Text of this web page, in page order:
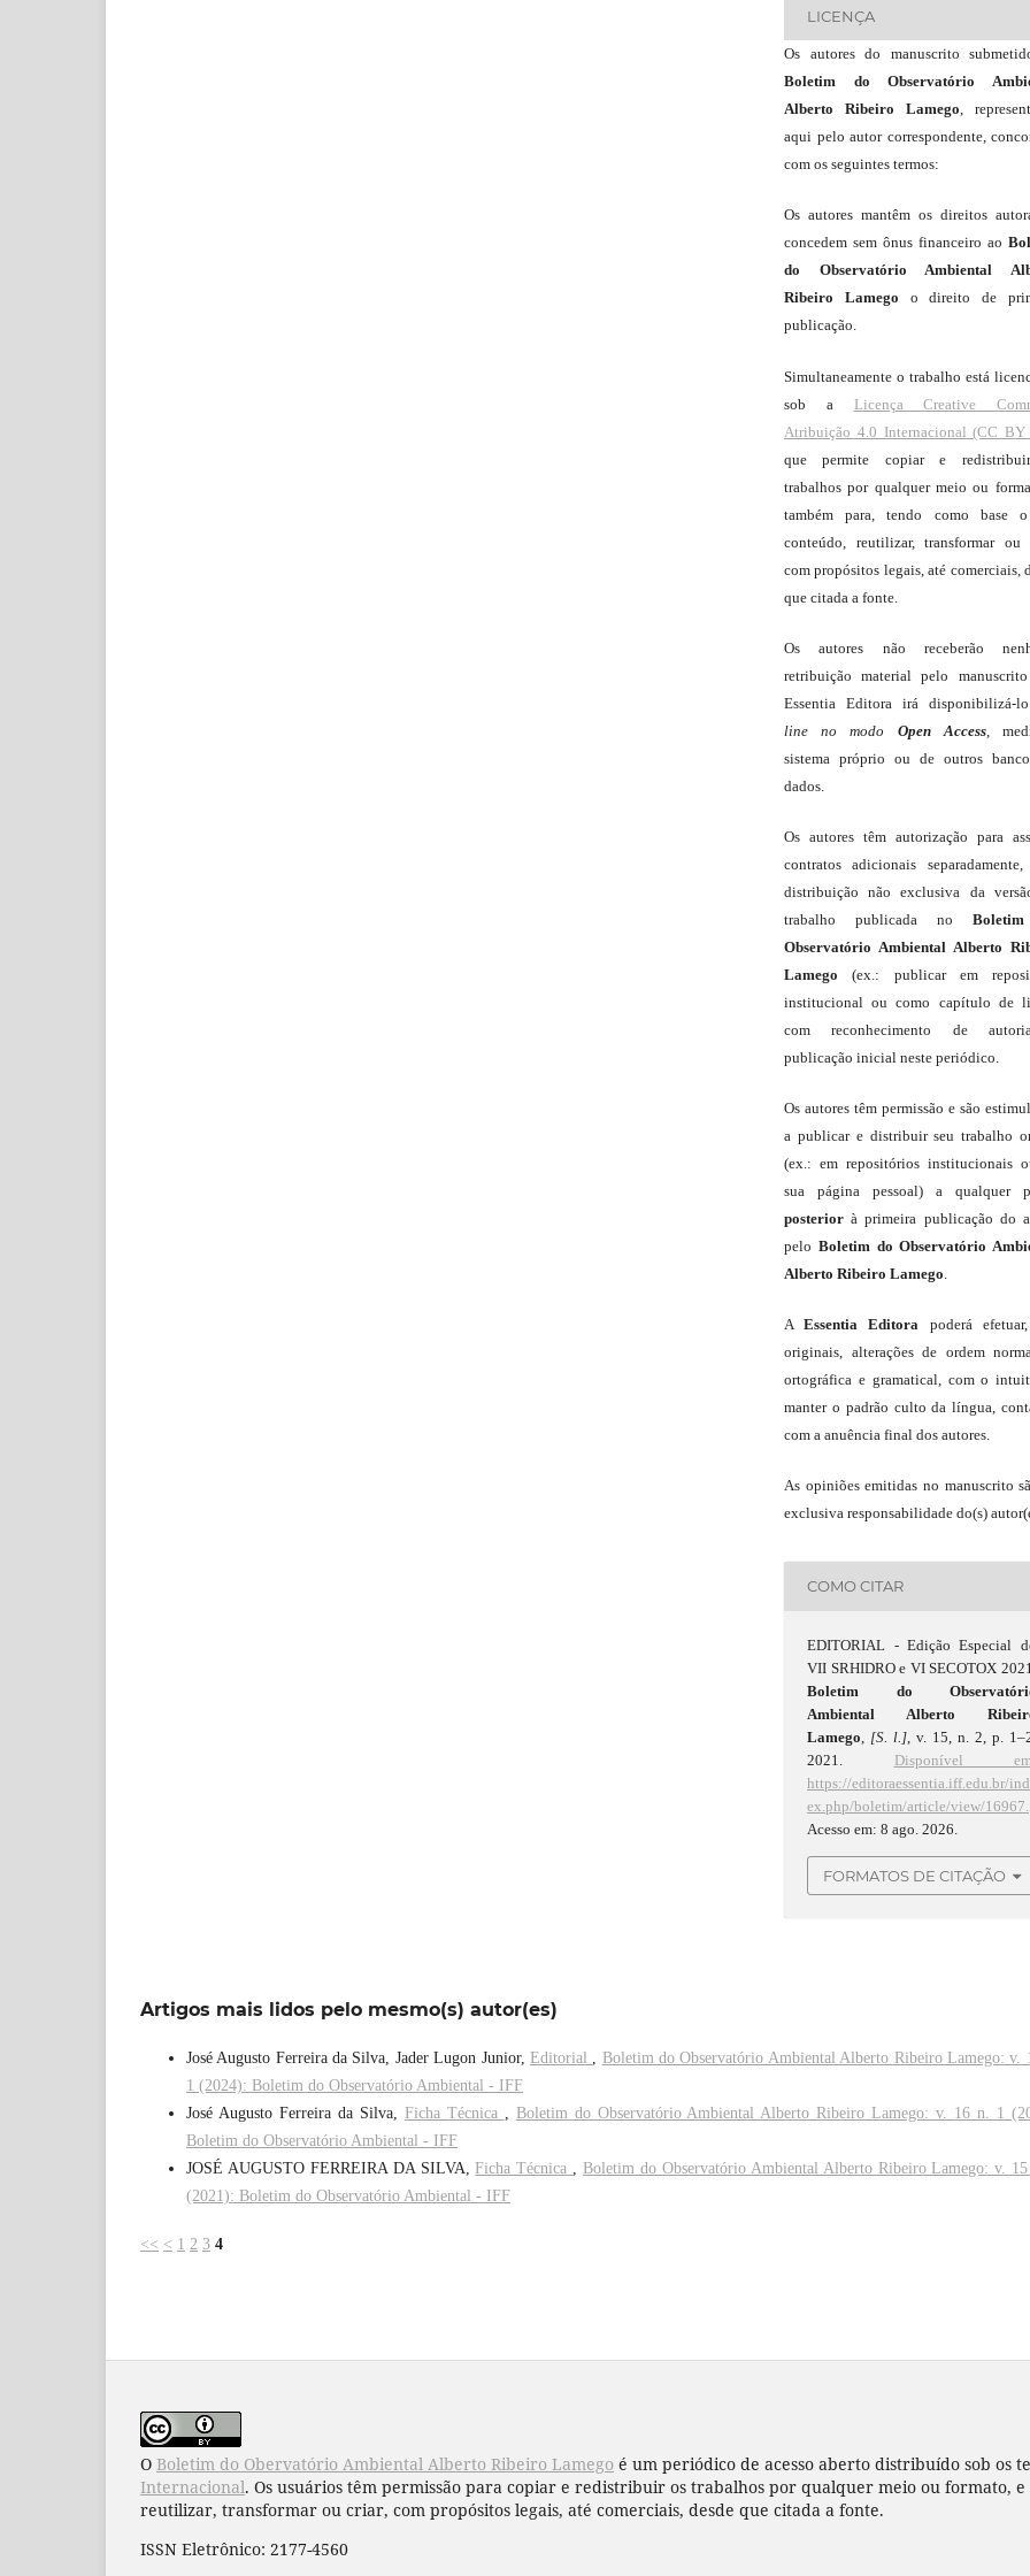
LICENÇA
Os autores do manuscrito
Boletim do Observatório
Alberto Ribeiro Lamego,
aqui pelo autor correspondente,
com os seguintes termos:
Os autores mantêm os direitos
concedem sem ônus financeiro ao
do Observatório Ambiental
Ribeiro Lamego o direito de
publicação.
Simultaneamente o trabalho está
sob a Licença Creative
Atribuição 4.0 Internacional (CC BY
que permite copiar e
trabalhos por qualquer meio ou
também para, tendo como base
conteúdo, reutilizar, transformar ou
com propósitos legais, até comerciais,
que citada a fonte.
Os autores não receberão
retribuição material pelo
Essentia Editora irá disponibilizá-lo
line
no modo Open Access,
sistema próprio ou de outros
dados.
Os autores têm autorização para
contratos adicionais separadamente,
distribuição não exclusiva da
trabalho publicada no
Observatório Ambiental Alberto
Lamego (ex.: publicar em
institucional ou como capítulo de
com reconhecimento de
publicação inicial neste periódico.
Os autores têm permissão e são
a publicar e distribuir seu trabalho
(ex.: em repositórios institucionais
sua página pessoal) a qualquer
posterior à primeira publicação do
pelo Boletim do Observatório
Alberto Ribeiro Lamego
AEssentia Editora poderá
originais, alterações de ordem
ortográfica e gramatical, com o
manter o padrão culto da língua,
com a anuência final dos autores.
As opiniões emitidas no manuscrito
exclusiva responsabilidade do(s)
COMO CITAR
EDITORIAL - Edição Especial
VII SRHIDRO e VI SECOTOX 2021.
Boletim do
Ambiental Alberto
Lamego
[S. l.] , v. 15, n. 2, p.
2021. Disponível
https://editoraessentia.iff.edu.br/ind
ex.php/boletim/article/view/16967.
Acesso em: 8 ago. 2026.
FORMATOS DE CITAÇÃO
Artigos mais lidos pelo mesmo(s) autor(es)
José Augusto Ferreira da Silva, Jader Lugon Junior, Editorial , Boletim do Observatório Ambiental Alberto Ribeiro Lamego: v.
1 (2024): Boletim do Observatório Ambiental - IFF
José Augusto Ferreira da Silva, Ficha Técnica , Boletim do Observatório Ambiental Alberto Ribeiro Lamego: v. 16 n. 1
Boletim do Observatório Ambiental - IFF
JOSÉ AUGUSTO FERREIRA DA SILVA, Ficha Técnica , Boletim do Observatório Ambiental Alberto Ribeiro Lamego: v.
(2021): Boletim do Observatório Ambiental - IFF
<< < 1 2 3 4
O Boletim do Obervatório Ambiental Alberto Ribeiro Lamego é um periódico de acesso aberto distribuído sob os
Internacional. Os usuários têm permissão para copiar e redistribuir os trabalhos por qualquer meio ou formato,
reutilizar, transformar ou criar, com propósitos legais, até comerciais, desde que citada a fonte.
ISSN Eletrônico: 2177-4560